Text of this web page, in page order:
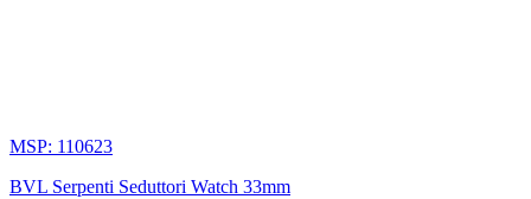
MSP: 110623
BVL Serpenti Seduttori Watch 33mm